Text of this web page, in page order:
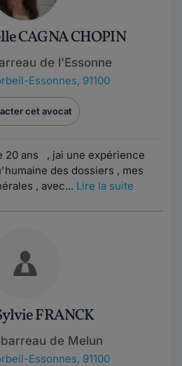
CAGNA CHOPIN
de l'Essonne
Essonnes, 91100
cet avocat
20 ans , jai une expérience
des dossiers , mes
, avec... Lire la suite
FRANCK
de Melun
Essonnes, 91100